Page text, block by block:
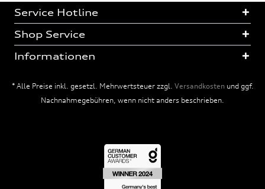
Service Hotline
Shop Service
Informationen
* Alle Preise inkl. gesetzl. Mehrwertsteuer zzgl. Versandkostenund ggf.
Nachnahmegebühren, wenn nicht anders beschrieben.